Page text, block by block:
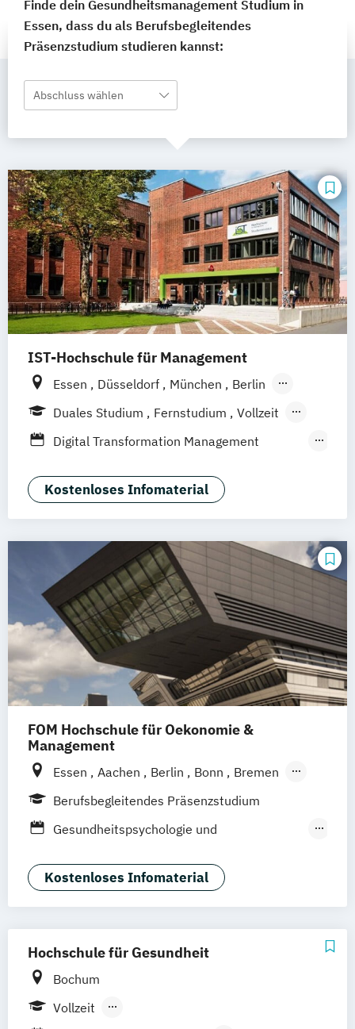
Finde dein Gesundheitsmanagement Studium in
Essen, dass du als Berufsbegleitendes
Präsenzstudium studieren kannst:
Abschluss wählen
IST-Hochschule für Management
Essen Düsseldorf München
Berlin
Hamburg
Weil am Rhein
Innsbruck Linz
Duales Studium Fernstudium
Vollzeit
Berufsbegleitendes Präsenzstudium
Digital Transformation Management
Dualer MBA Health Care Management
Gesundheitsökonom
Management im Gesundheitswesen
Prävention
Sporttherapie und
Gesundheitsmanagement
Kostenloses Infomaterial
FOM Hochschule für Oekonomie &
Management
Essen Aachen Berlin Bonn
Bremen
Dortmund Duisburg Düsseldorf
Köln Mannheim München
Neuss Nürnberg Siegen Stuttgart
Wesel Wuppertal Augsburg
Leipzig Gütersloh Hagen Karlsruhe
Saarbrücken Mainz Arnsberg
Digitales Live Studium (DLS)
Berufsbegleitendes Präsenzstudium
Gesundheitspsychologie und
Management im Gesundheitswesen
Pflegemanagement Public Health
Kostenloses Infomaterial
Hochschule für Gesundheit
Bochum
Vollzeit